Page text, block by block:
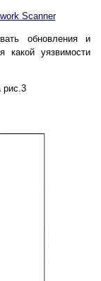
Scanner
обновления и
какой уязвимости
рис.3